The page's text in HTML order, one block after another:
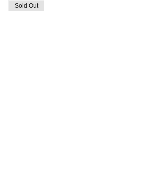
Sold Out